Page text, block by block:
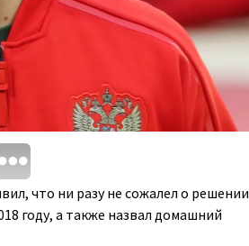
что ни разу не сожалел о решении
году, а также назвал домашний